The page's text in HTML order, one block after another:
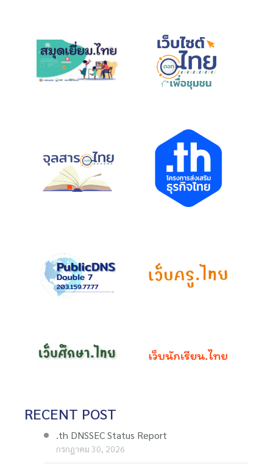
RECENT POST
.th DNSSEC Status Report
กรกฎาคม 30, 2026